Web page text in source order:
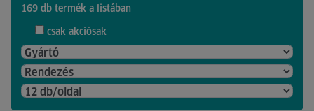
169 db termék a listában
csak akciósak